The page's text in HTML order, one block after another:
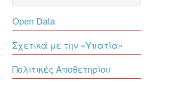
Open Data
Σχετικά με την «Υπατία»
Πολιτικές Αποθετηρίου